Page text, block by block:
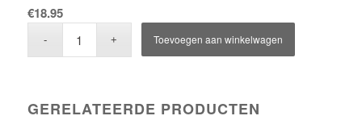
€18.95
Toevoegen aan winkelwagen
GERELATEERDE PRODUCTEN